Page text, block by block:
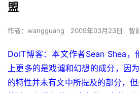
盟
作者： wangguang 2009年03月23日 智
DoIT博客：本文作者Sean Shea
上更多的是戏谑和幻想的成分，因
的特性并未有文中所提及的部分，